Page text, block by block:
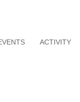
ACTIVITY